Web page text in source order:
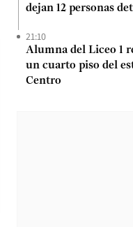
dejan 12 personas
21:10
Alumna del Liceo 1
un cuarto piso del
Centro